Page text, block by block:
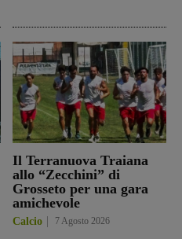
Il Terranuova Traiana
allo “Zecchini” di
Grosseto per una gara
amichevole
Calcio 7 Agosto 2026